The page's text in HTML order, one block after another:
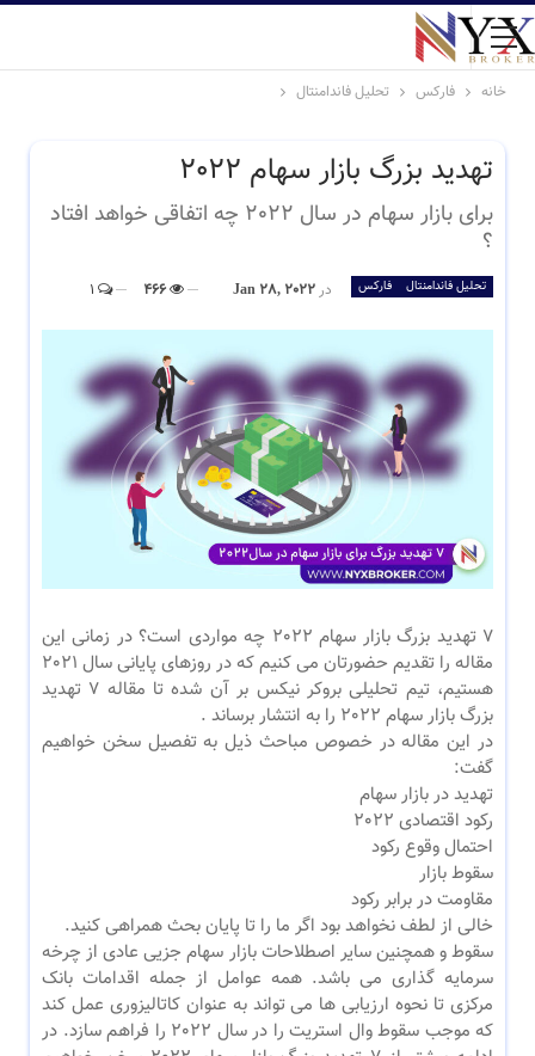
خانه فارکس تحلیل فاندامنتال
تهدید بزرگ بازار سهام 2022
برای بازار سهام در سال 2022 چه اتفاقی خواهد افتاد
؟
تحلیل فاندامنتال فارکس در Jan 28, 2022
466
7 تهدید بزرگ بازار سهام 2022 چه مواردی است؟ در زمانی این
مقاله را تقدیم حضورتان می کنیم که در روزهای پایانی سال 2021
هستیم، تیم تحلیلی بروکر نیکس بر آن شده تا مقاله 7 تهدید
بزرگ بازار سهام 2022 را به انتشار برساند .
در این مقاله در خصوص مباحث ذیل به تفصیل سخن خواهیم
گفت:
تهدید در بازار سهام
رکود اقتصادی 2022
احتمال وقوع رکود
سقوط بازار
مقاومت در برابر رکود
خالی از لطف نخواهد بود اگر ما را تا پایان بحث همراهی کنید.
سقوط و همچنین سایر اصطلاحات بازار سهام جزیی عادی از چرخه
سرمایه گذاری می باشد. همه عوامل از جمله اقدامات بانک
مرکزی تا نحوه ارزیابی ها می تواند به عنوان کاتالیزوری عمل کند
که موجب سقوط وال استریت را در سال 2022 را فراهم سازد. در